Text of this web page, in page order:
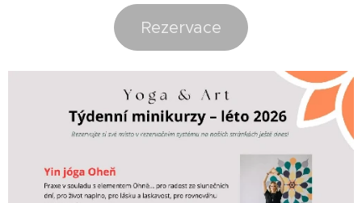
Rezervace